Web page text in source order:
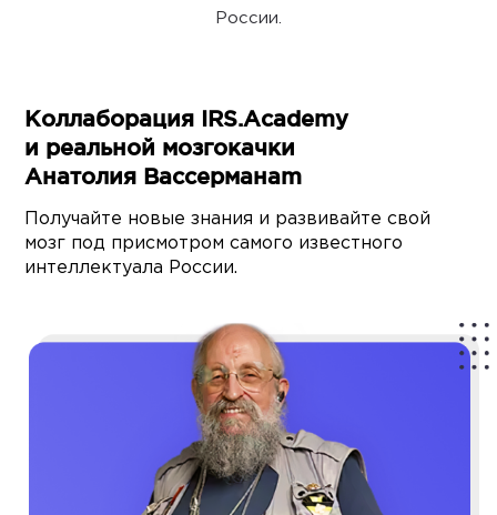
России.
Коллаборация IRS.Academy
и реальной мозгокачки
Анатолия Вассерманаm
Получайте новые знания и развивайте свой
мозг под присмотром самого известного
интеллектуала России.